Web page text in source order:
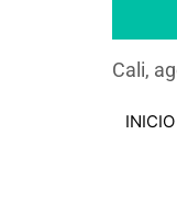
Cali,
INICIO